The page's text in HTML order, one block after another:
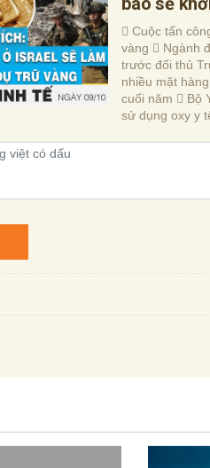
 Cuộc tấn
vàng  Ngành
trước đối thủ
nhiều mặt
cuối năm  Bộ
sử dụng oxy y